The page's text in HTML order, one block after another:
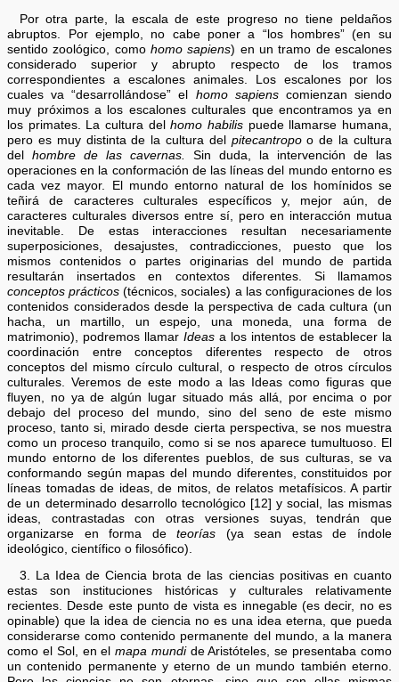
Por otra parte, la escala de este progreso no tiene peldaños
abruptos. Por ejemplo, no cabe poner a “los hombres” (en su
sentido zoológico, comohomo sapiens) en un tramo de escalones
considerado superior y abrupto respecto de los tramos
correspondientes a escalones animales. Los escalones por los
cuales va “desarrollándose” el homo sapienscomienzan siendo
muy próximos a los escalones culturales que encontramos ya en
los primates. La cultura delhomo habilispuede llamarse humana,
pero es muy distinta de la cultura del pitecantropoo de la cultura
delhombre de las cavernas.
Sin duda, la intervención de las
operaciones en la conformación de las líneas del mundo entorno es
cada vez mayor. El mundo entorno natural de los homínidos se
teñirá de caracteres culturales específicos y, mejor aún, de
caracteres culturales diversos entre sí, pero en interacción mutua
inevitable. De estas interacciones resultan necesariamente
superposiciones, desajustes, contradicciones, puesto que los
mismos contenidos o partes originarias del mundo de partida
resultarán insertados en contextos diferentes. Si llamamos
conceptos prácticos (técnicos, sociales) a las configuraciones de los
contenidos considerados desde la perspectiva de cada cultura (un
hacha, un martillo, un espejo, una moneda, una forma de
matrimonio), podremos llamarIdeas a los intentos de establecer la
coordinación entre conceptos diferentes respecto de otros
conceptos del mismo círculo cultural, o respecto de otros círculos
culturales. Veremos de este modo a las Ideas como figuras que
fluyen, no ya de algún lugar situado más allá, por encima o por
debajo del proceso del mundo, sino del seno de este mismo
proceso, tanto si, mirado desde cierta perspectiva, se nos muestra
como un proceso tranquilo, como si se nos aparece tumultuoso. El
mundo entorno de los diferentes pueblos, de sus culturas, se va
conformando según mapas del mundo diferentes, constituidos por
líneas tomadas de ideas, de mitos, de relatos metafísicos. A partir
de un determinado desarrollo tecnológico [12] y social, las mismas
ideas, contrastadas con otras versiones suyas, tendrán que
organizarse en forma deteorías (ya sean estas de índole
ideológico, científico o filosófico).
3. La Idea de Ciencia brota de las ciencias positivas en cuanto
estas son instituciones históricas y culturales relativamente
recientes. Desde este punto de vista es innegable (es decir, no es
opinable) que la idea de ciencia no es una idea eterna, que pueda
considerarse como contenido permanente del mundo, a la manera
como el Sol, en elmapa mundide Aristóteles, se presentaba como
un contenido permanente y eterno de un mundo también eterno.